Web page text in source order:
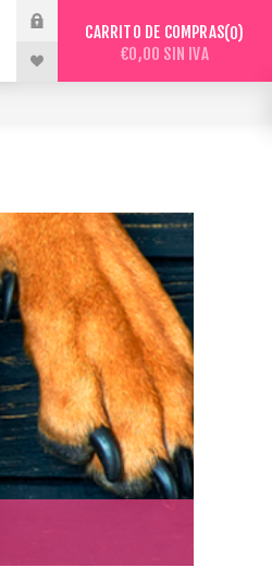
CARRITO DE COMPRAS 0
€0,00 SIN IVA